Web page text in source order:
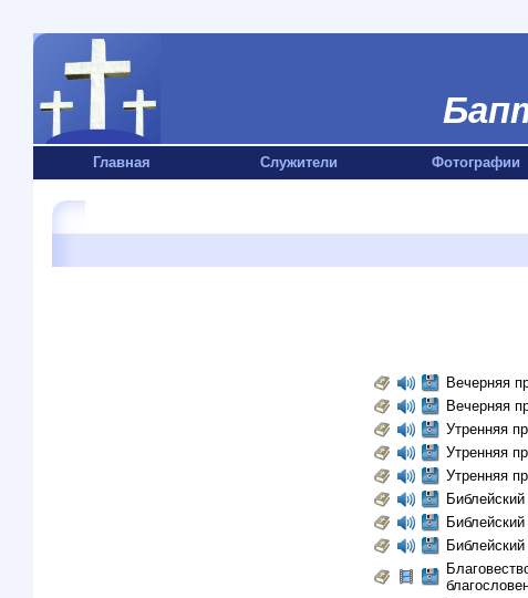
Главная Служители Фотографии
Вечерняя
Вечерняя
Утренняя
Утренняя
Утренняя
Библейский
Библейский
Библейский